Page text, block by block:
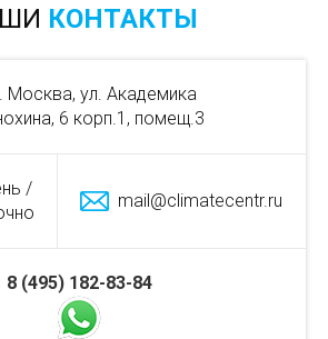
КОНТАКТЫ
Москва, ул. Академика
6 корп.1, помещ.3
/
mail@climatecentr.ru
8 (495) 182-83-84